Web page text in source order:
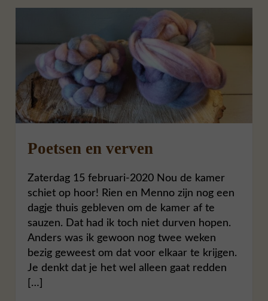
Poetsen en verven
Zaterdag 15 februari-2020 Nou de kamer
schiet op hoor! Rien en Menno zijn nog een
dagje thuis gebleven om de kamer af te
sauzen. Dat had ik toch niet durven hopen.
Anders was ik gewoon nog twee weken
bezig geweest om dat voor elkaar te krijgen.
Je denkt dat je het wel alleen gaat redden
[…]